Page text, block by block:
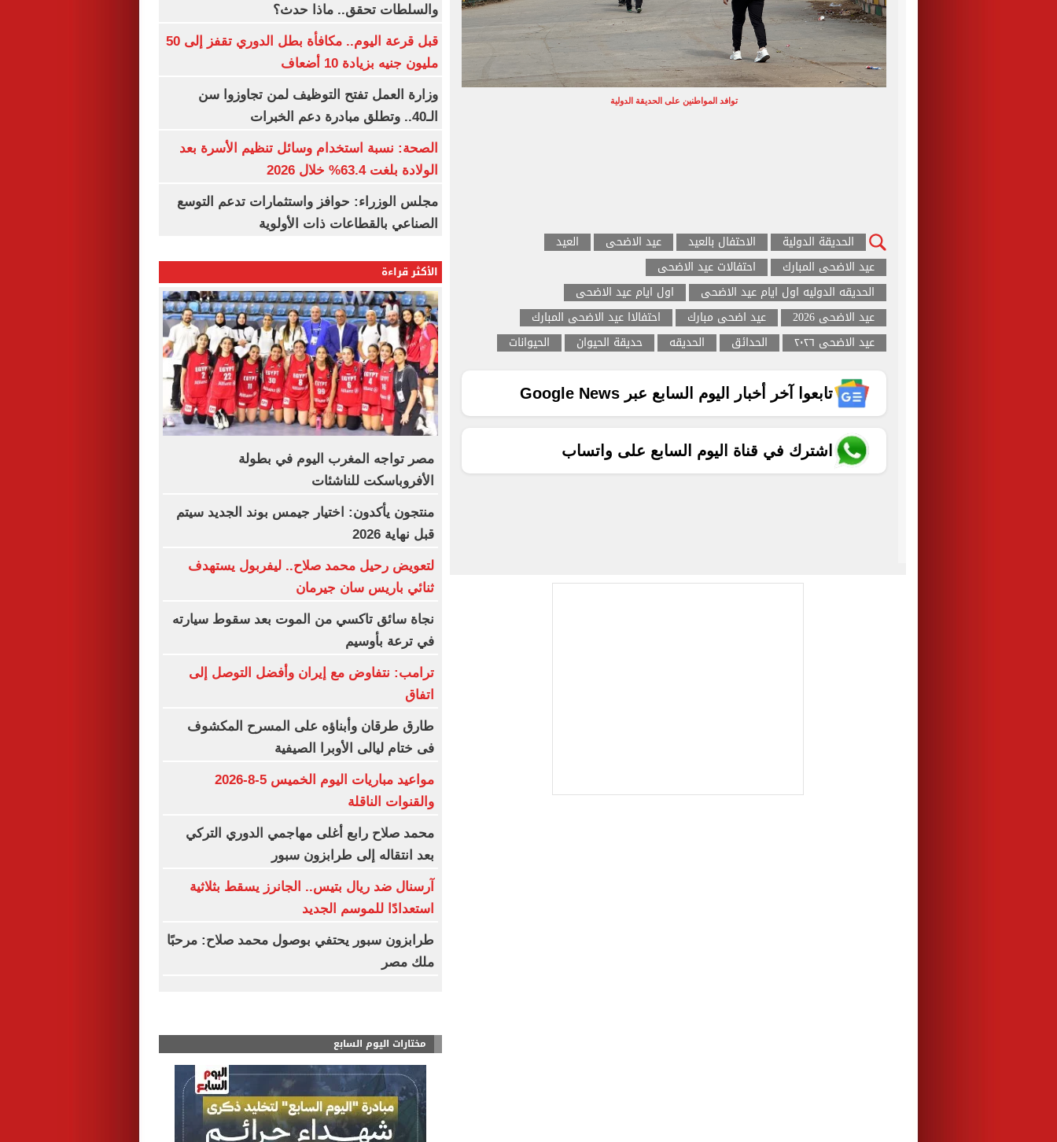
توافد المواطنين على الحديقة الدولية
الحديقة الدولية الاحتفال بالعيد عيد الاضحى
العيد
عيد الاضحى المبارك
احتفالات عيد الاضحى
الحديقه الدوليه اول ايام عيد الاضحى
اول ايام عيد الاضحى
عيد الاضحى 2026
عيد اضحى مبارك
احتفالاا عيد الاضحى المبارك
عيد الاضحى ٢٠٢٦
الحدائق الحديقه حديقة الحيوان الحيوانات
تابعوا آخر أخبار اليوم السابع عبر Google News
اشترك في قناة اليوم السابع على واتساب
والسلطات تحقق.. ماذا حدث؟
قبل قرعة اليوم.. مكافأة بطل الدوري تقفز إلى 50
مليون جنيه بزيادة 10 أضعاف
وزارة العمل تفتح التوظيف لمن تجاوزوا سن
الـ40.. وتطلق مبادرة دعم الخبرات
الصحة: نسبة استخدام وسائل تنظيم الأسرة بعد
الولادة بلغت 63.4% خلال 2026
مجلس الوزراء: حوافز واستثمارات تدعم التوسع
الصناعي بالقطاعات ذات الأولوية
الأكثر قراءة
مصر تواجه المغرب اليوم في بطولة
الأفروباسكت للناشئات
منتجون يأكدون: اختيار جيمس بوند الجديد سيتم
قبل نهاية 2026
لتعويض رحيل محمد صلاح.. ليفربول يستهدف
ثنائي باريس سان جيرمان
نجاة سائق تاكسي من الموت بعد سقوط سيارته
في ترعة بأوسيم
ترامب: نتفاوض مع إيران وأفضل التوصل إلى
اتفاق
طارق طرقان وأبناؤه على المسرح المكشوف
فى ختام ليالى الأوبرا الصيفية
مواعيد مباريات اليوم الخميس 5-8-2026
والقنوات الناقلة
محمد صلاح رابع أغلى مهاجمي الدوري التركي
بعد انتقاله إلى طرابزون سبور
آرسنال ضد ريال بتيس.. الجانرز يسقط بثلاثية
استعدادًا للموسم الجديد
طرابزون سبور يحتفي بوصول محمد صلاح: مرحبًا
ملك مصر
مختارات اليوم السابع